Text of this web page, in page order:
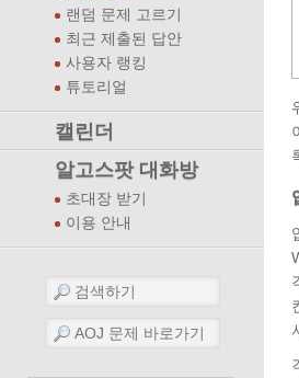
랜덤 문제 고르기
최근 제출된 답안
사용자 랭킹
튜토리얼
캘린더
알고스팟 대화방
초대장 받기
이용 안내